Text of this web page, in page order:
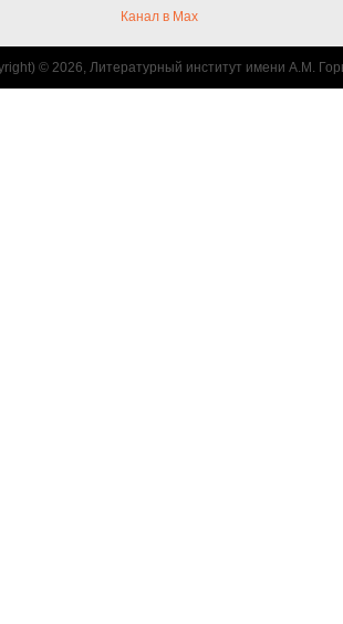
Канал в Max
© 2026, Литературный институт имени А.М.